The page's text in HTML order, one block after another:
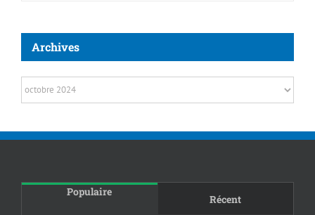
Archives
Archives
Populaire
Récent